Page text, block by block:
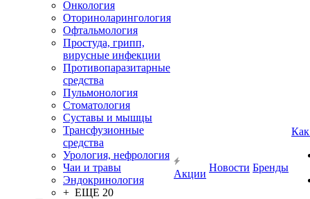
Онкология
Оториноларингология
Офтальмология
Простуда, грипп,
вирусные инфекции
Противопаразитарные
средства
Пульмонология
Стоматология
Суставы и мышцы
Трансфузионные
средства
Урология, нефрология
Чаи и травы
Эндокринология
+ ЕЩЕ 20
Акции
Новости Бренды